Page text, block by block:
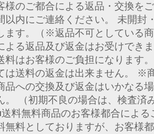
様のご都合による返品・交換を
以内にご連絡ください。 未開封
ます。（※返品不可としている
よる返品及び返金はお受けでき
料はお客様のご負担になります
は送料の返金は出来ません。 ※
品への交換及び返金はいかなる
。 （初期不良の場合は、検査済
料無料商品のお客様都合によ
無料としておりますが、お客様